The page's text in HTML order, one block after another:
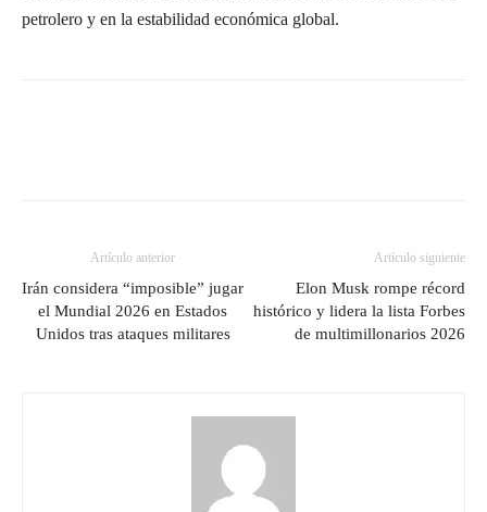
petrolero y en la estabilidad económica global.
Artículo anterior
Irán considera “imposible” jugar
el Mundial 2026 en Estados
Unidos tras ataques militares
Artículo siguiente
Elon Musk rompe récord
histórico y lidera la lista Forbes
de multimillonarios 2026